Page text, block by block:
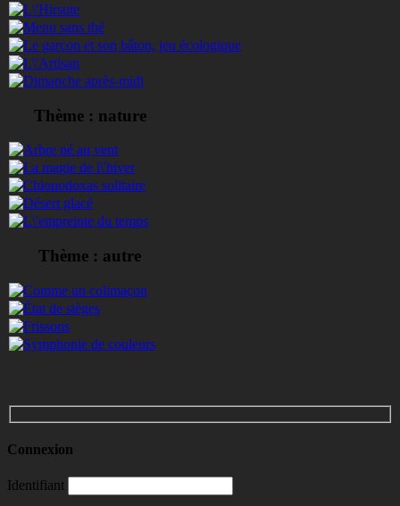
Thème : nature
Thème : autre
Connexion
Identifiant